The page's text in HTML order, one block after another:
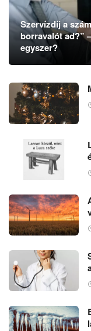
Szervízdíj a
borravalót ad?”
egyszer?